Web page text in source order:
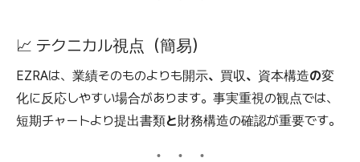
📈 テクニカル視点（簡易）
EZRAは、業績そのものよりも開示、買収、資本構造の変
化に反応しやすい場合があります。事実重視の観点では、
短期チャートより提出書類と財務構造の確認が重要です。